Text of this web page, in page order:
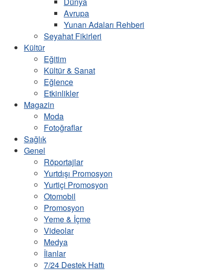
Avrupa
Yunan Adaları Rehberi
Seyahat Fikirleri
Kültür
Eğitim
Kültür & Sanat
Eğlence
Etkinlikler
Magazin
Moda
Fotoğraflar
Sağlık
Genel
Röportajlar
Yurtdışı Promosyon
Yurtiçi Promosyon
Otomobil
Promosyon
Yeme & İçme
Videolar
Medya
İlanlar
7/24 Destek Hattı